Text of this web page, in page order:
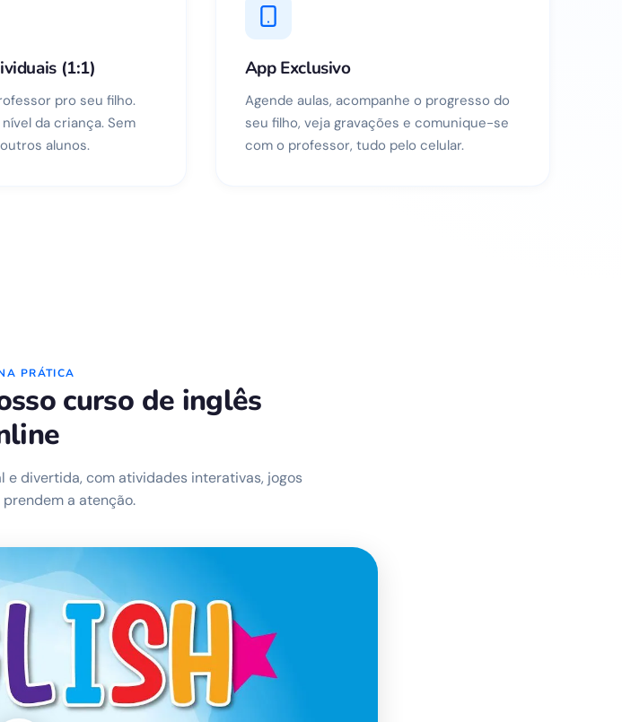
(1:1)
pro seu filho.
da criança. Sem
alunos.
App Exclusivo
Agende aulas, acompanhe o progresso do
seu filho, veja gravações e comunique-se
com o professor, tudo pelo celular.
PRÁTICA
curso de inglês
e divertida, com atividades interativas, jogos
a atenção.